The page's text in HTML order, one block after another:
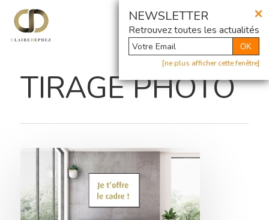
×
NEWSLETTER
Retrouvez toutes les actualités
OK
[ne plus afficher cette fenêtre]
@ Newsletter
TIRAGE PHOTO